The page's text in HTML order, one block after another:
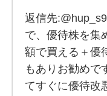
返信先
で、優待株を集
額で買える＋優
もありお勧めで
てすぐに優待改